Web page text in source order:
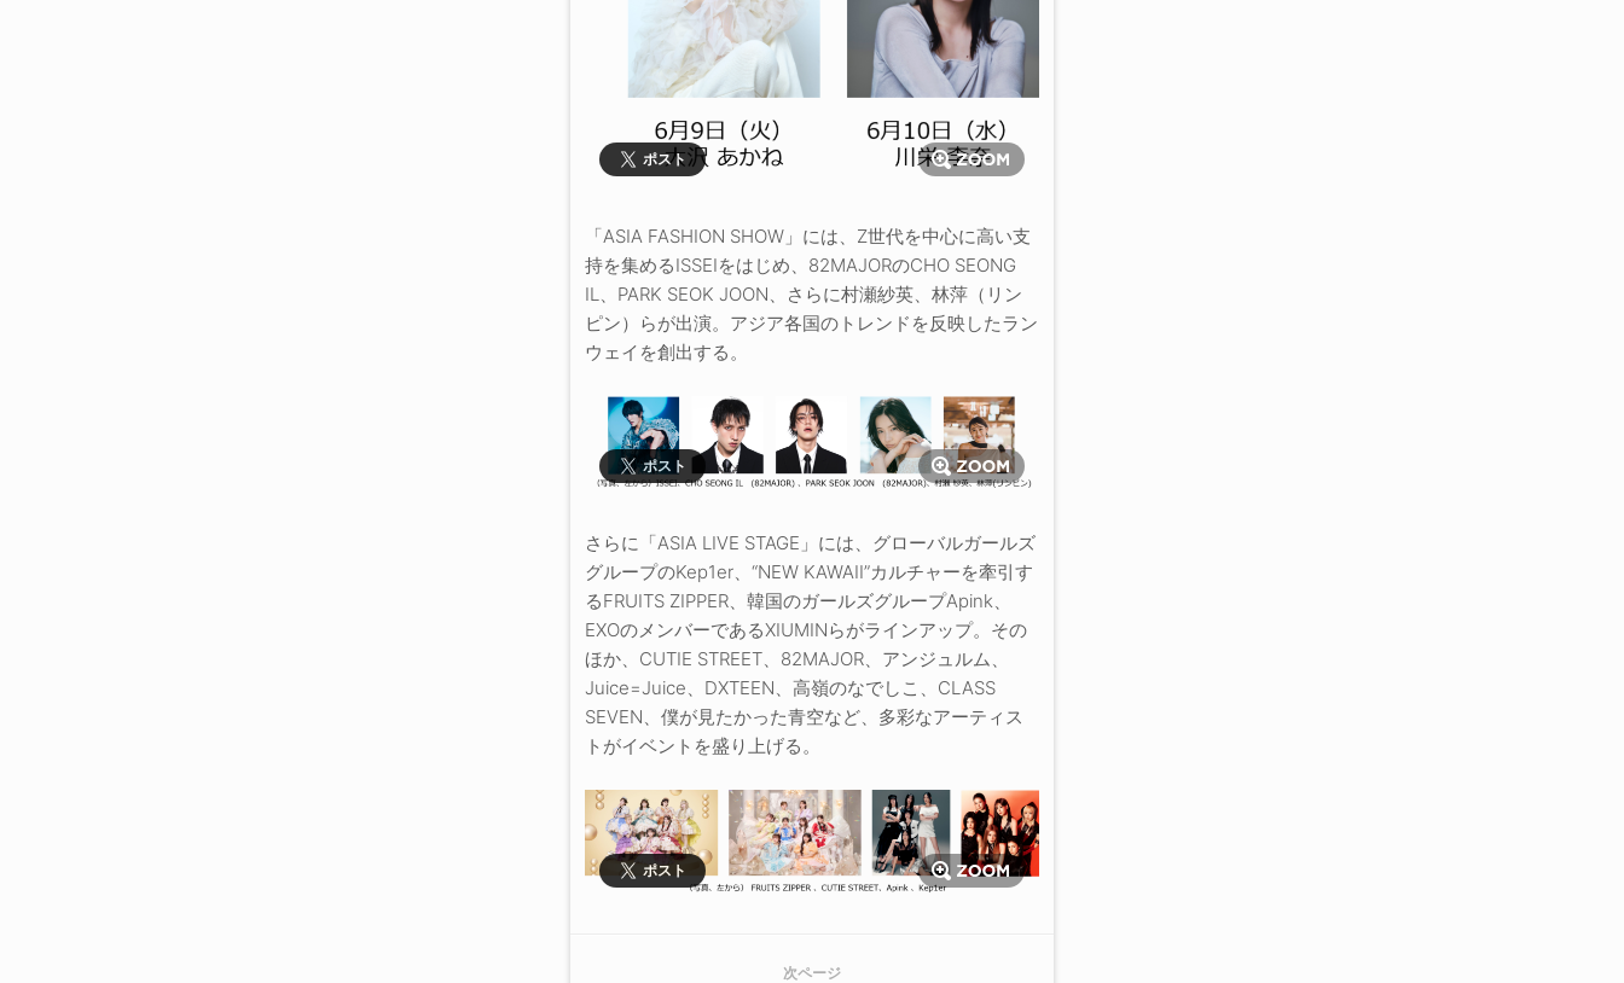
ポスト
「ASIA FASHION SHOW」には、Z世代を中心に高い支
持を集めるISSEIをはじめ、82MAJORのCHO SEONG
IL、PARK SEOK JOON、さらに村瀬紗英、林萍（リン
ピン）らが出演。アジア各国のトレンドを反映したラン
ウェイを創出する。
ポスト
さらに「ASIA LIVE STAGE」には、グローバルガールズ
グループのKep1er、“NEW KAWAII”カルチャーを牽引す
るFRUITS ZIPPER、韓国のガールズグループApink、
EXOのメンバーであるXIUMINらがラインアップ。その
ほか、CUTIE STREET、82MAJOR、アンジュルム、
Juice=Juice、DXTEEN、高嶺のなでしこ、CLASS
SEVEN、僕が見たかった青空など、多彩なアーティス
トがイベントを盛り上げる。
ポスト
次ページ